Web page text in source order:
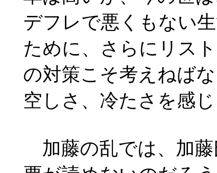
デフレで悪くもない
ために、さらにリス
の対策こそ考えねば
空しさ、冷たさを感
加藤の乱では、加藤